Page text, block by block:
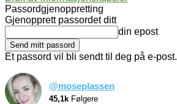
Passordgjenoppretting
Gjenopprett passordet ditt
din epost
Et passord vil bli sendt til deg på e-post.
@moseplassen
45,1k Følgere